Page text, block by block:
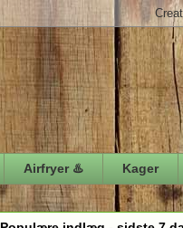
Airfryer ♨️ Kager